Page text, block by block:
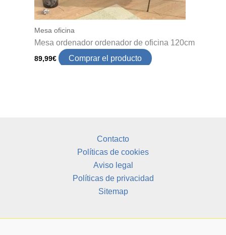
Mesa oficina
Mesa ordenador ordenador de oficina 120cm
89,99€ Comprar el producto
Contacto
Políticas de cookies
Aviso legal
Políticas de privacidad
Sitemap